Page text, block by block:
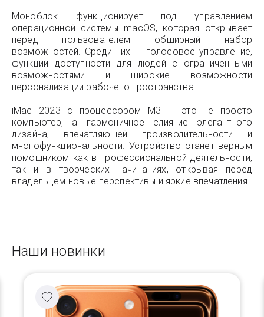
Моноблок функционирует под управлением
операционной системы macOS, которая открывает
перед пользователем обширный набор
возможностей. Среди них — голосовое управление,
функции доступности для людей с ограниченными
возможностями и широкие возможности
персонализации рабочего пространства.
iMac 2023 с процессором M3 — это не просто
компьютер, а гармоничное слияние элегантного
дизайна, впечатляющей производительности и
многофункциональности. Устройство станет верным
помощником как в профессиональной деятельности,
так и в творческих начинаниях, открывая перед
владельцем новые перспективы и яркие впечатления.
Наши новинки